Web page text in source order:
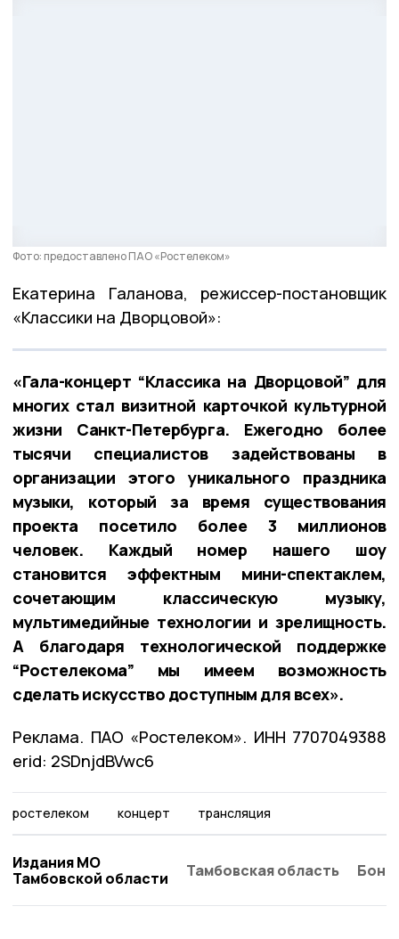
Фото: предоставлено ПАО «Ростелеком»
Екатерина Галанова, режиссер-постановщик
«Классики на Дворцовой»:
«Гала-концерт “Классика на Дворцовой” для
многих стал визитной карточкой культурной
жизни Санкт-Петербурга. Ежегодно более
тысячи специалистов задействованы в
организации этого уникального праздника
музыки, который за время существования
проекта посетило более 3 миллионов
человек. Каждый номер нашего шоу
становится эффектным мини-спектаклем,
сочетающим классическую музыку,
мультимедийные технологии и зрелищность.
А благодаря технологической поддержке
“Ростелекома” мы имеем возможность
сделать искусство доступным для всех».
Реклама. ПАО «Ростелеком». ИНН 7707049388
erid: 2SDnjdBVwc6
ростелеком концерт трансляция
Издания МО
Тамбовской области
Тамбовская область